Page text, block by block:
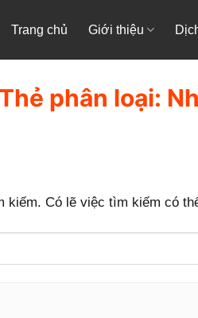
Trang chủ Giới thiệu
Thẻ phân loại:
kiếm. Có lẽ việc tìm kiếm có